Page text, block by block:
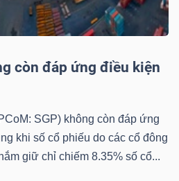
còn đáp ứng điều kiện
SGP) không còn đáp ứng
khi số cổ phiếu do các cổ đông
giữ chỉ chiếm 8.35% số cổ...